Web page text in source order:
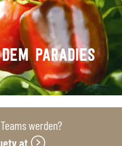
PARADIES
werden?